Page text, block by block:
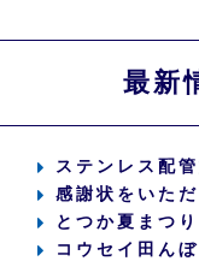
最新
ステンレス配
感謝状をいただ
とつか夏まつり
コウセイ田んぼ